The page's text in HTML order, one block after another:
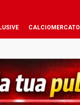
CALCIOMERCATO